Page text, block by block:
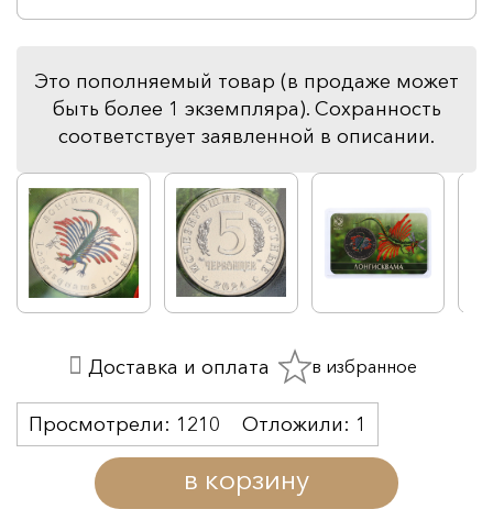
Это пополняемый товар (в продаже может
быть более 1 экземпляра). Сохранность
соответствует заявленной в описании.
в корзину
Просмотрели: 1210 Отложили: 1
Доставка и оплата в избранное